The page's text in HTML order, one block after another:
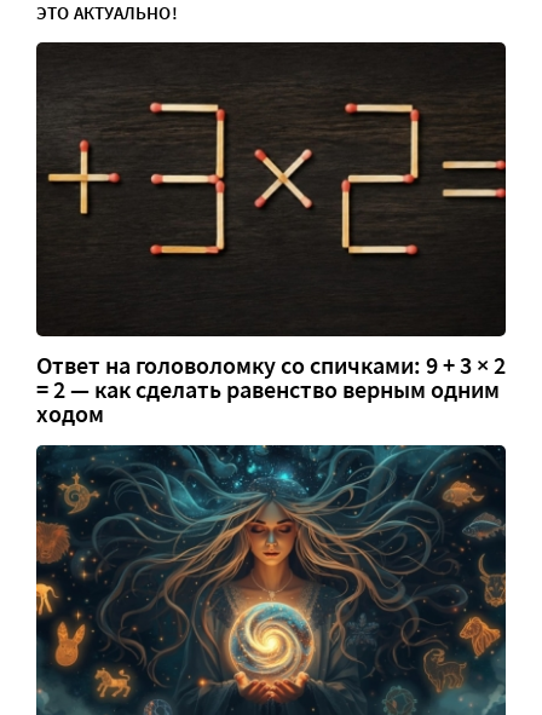
ЭТО АКТУАЛЬНО!
Ответ на головоломку со спичками: 9 + 3 × 2
= 2 — как сделать равенство верным одним
ходом